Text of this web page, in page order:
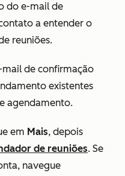
do e-mail de
a entender o
reuniões.
de confirmação
existentes
agendamento.
em Mais, depois
de reuniões. Se
navegue